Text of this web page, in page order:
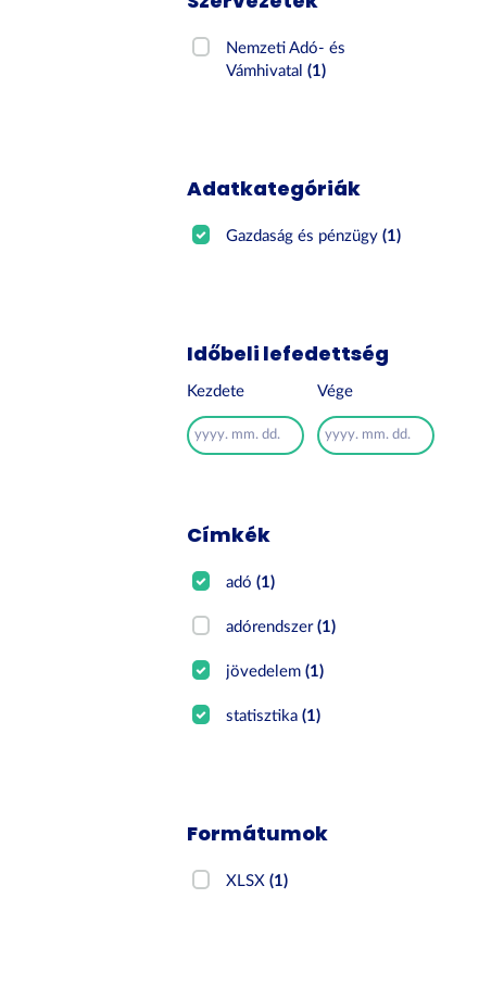
Nemzeti Adó- és
Vámhivatal(1)
Adatkategóriák
Gazdaság és pénzügy(1)
Időbeli lefedettség
Kezdete Vége
Címkék
adó(1)
adórendszer(1)
jövedelem(1)
statisztika(1)
Formátumok
XLSX(1)